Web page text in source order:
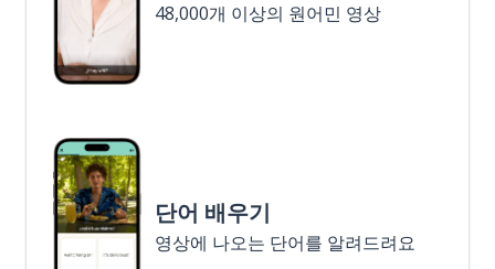
48,000개 이상의 원어민 영상
단어 배우기
영상에 나오는 단어를 알려드려요